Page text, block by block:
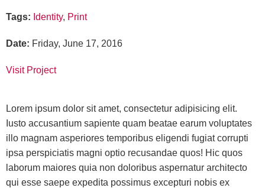
Tags: Identity, Print
Date: Friday, June 17, 2016
Visit Project
Lorem ipsum dolor sit amet, consectetur adipisicing elit.
Iusto accusantium sapiente quam beatae earum voluptates
illo magnam asperiores temporibus eligendi fugiat corrupti
ipsa perspiciatis magni optio recusandae quos! Hic quos
laborum maiores quia non doloribus aspernatur architecto
qui esse saepe expedita possimus excepturi nobis ex